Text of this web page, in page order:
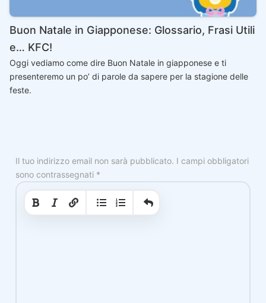
Buon Natale in Giapponese: Glossario, Frasi Utili
e… KFC!
Oggi vediamo come dire Buon Natale in giapponese e ti
presenteremo un po’ di parole da sapere per la stagione delle
feste.
Il tuo indirizzo email non sarà pubblicato. I campi obbligatori
sono contrassegnati *